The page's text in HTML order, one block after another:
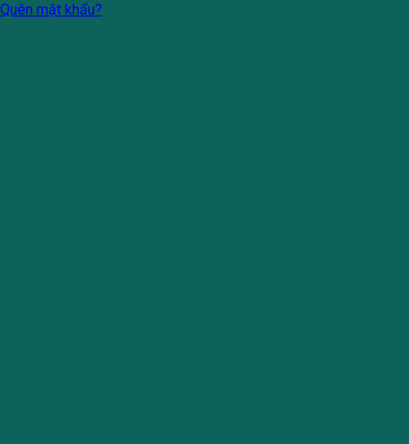
Quên mật khẩu?